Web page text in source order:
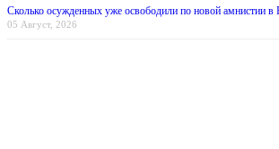
Сколько осужденных уже освободили по новой амнистии в
05 Август, 2026